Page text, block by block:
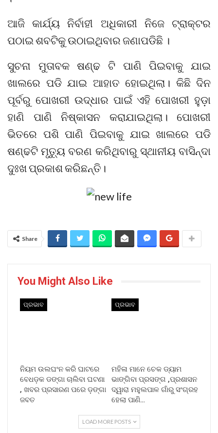
ଆଜି କାର୍ଯ୍ୟ ନିର୍ବାହୀ ଅଧିକାରୀ ନିଜେ ଟ୍ରାକ୍ଟର
ପଠାଇ ଶବଟିକୁ ଉଠାଇଥିବାର ଜଣାପଡିଛି ।
ସୁଚନା ମୁତାବକ ଷଣ୍ଢ ଟି ପାଣି ପିଇବାକୁ ଯାଇ
ଖାଲରେ ପଡି ଯାଇ ଆହାତ ହୋଇଥିଲା। କିଛି ଦିନ
ପୂର୍ବରୁ ପୋଖରୀ ଉଦ୍ଧାର ପାଇଁ ଏହି ପୋଖରୀ ହୁଡ଼ା
ହାଣି ପାଣି ନିଷ୍କାସନ କରାଯାଇଥିଲା। ପୋଖରୀ
ଭିତରେ ପଶି ପାଣି ପିଇବାକୁ ଯାଇ ଖାଲରେ ପଡି
ଷଣ୍ଢଟି ମୃତ୍ୟୁ ବରଣ କରିଥିବାରୁ ସ୍ଥାନୀୟ ବାସିନ୍ଦା
ଦୁଃଖ ପ୍ରକାଶ କରିଛନ୍ତି।
Share
You Might Also Like
ପ୍ରଭାବ
ନିୟମ ଉଲଘଂନ କରି ଘାଟରେ
ବେଧଡ଼କ ଡଙ୍ଗା ଚାଲିବା ଘଟଣା
, ଖବର ପ୍ରସାରଣ ପରେ ଡ଼ଙ୍ଗା
ଜବତ
ପ୍ରଭାବ
ମହିଳା ମାନେ ଚେକ ଡ୍ୟାମ
ଭାଙ୍ଗିବା ପ୍ରସଙ୍ଗ ,ପ୍ରଶାସନ
ଦ୍ୱାରା ମହୁଲପାଳ ଗାଁରୁ ସଂଗ୍ରହ
ହେଲା ପାଣି…
LOAD MORE POSTS